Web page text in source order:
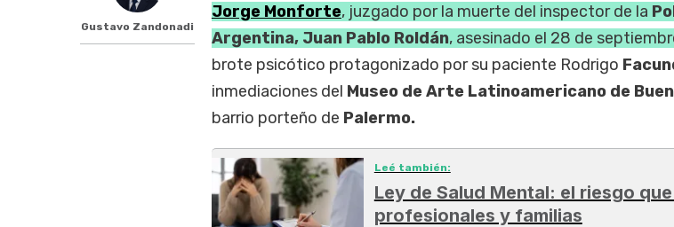
Gustavo Zandonadi
Jorge Monforte, juzgado por la muerte del inspector de la
Argentina, Juan Pablo Roldán, asesinado el 28 de
brote psicótico protagonizado por su paciente Rodrigo
inmediaciones del Museo de Arte Latinoamericano de
barrio porteño de Palermo.
Leé también:
Ley de Salud Mental: el riesgo
profesionales y familias